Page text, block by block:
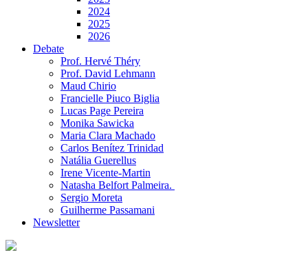
2024
2025
2026
Debate
Prof. Hervé Théry
Prof. David Lehmann
Maud Chirio
Francielle Piuco Biglia
Lucas Page Pereira
Monika Sawicka
Maria Clara Machado
Carlos Benítez Trinidad
Natália Guerellus
Irene Vicente-Martin
Natasha Belfort Palmeira.
Sergio Moreta
Guilherme Passamani
Newsletter